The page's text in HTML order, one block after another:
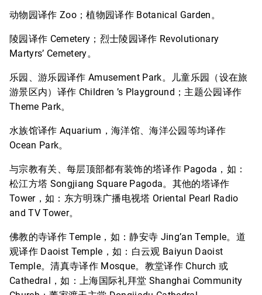
动物园译作 Zoo；植物园译作 Botanical Garden。
陵园译作 Cemetery；烈士陵园译作 Revolutionary
Martyrs’ Cemetery。
乐园、游乐园译作 Amusement Park。儿童乐园（设在旅
游景区内）译作 Children ’s Playground；主题公园译作
Theme Park。
水族馆译作 Aquarium，海洋馆、海洋公园等均译作
Ocean Park。
与宗教有关、每层顶部都有装饰的塔译作 Pagoda，如：
松江方塔 Songjiang Square Pagoda。其他的塔译作
Tower，如：东方明珠广播电视塔 Oriental Pearl Radio
and TV Tower。
佛教的寺译作 Temple，如：静安寺 Jing’an Temple。道
观译作 Daoist Temple，如：白云观 Baiyun Daoist
Temple。清真寺译作 Mosque。教堂译作 Church 或
Cathedral，如：上海国际礼拜堂 Shanghai Community